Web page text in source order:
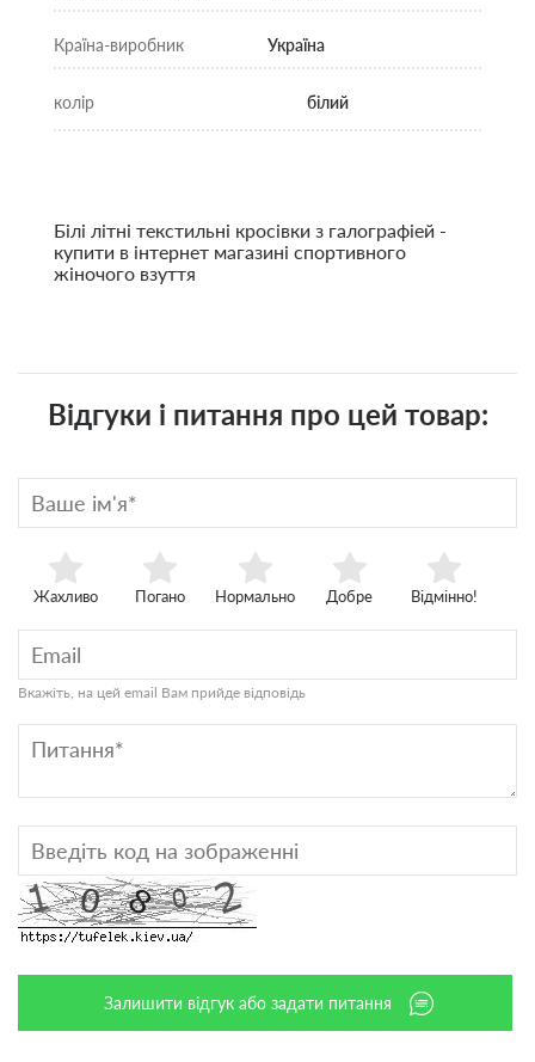
Країна-виробник Україна
колір білий
Білі літні текстильні кросівки з галографіей -
купити в інтернет магазині спортивного
жіночого взуття
Відгуки і питання про цей товар:
Жахливо Погано Нормально Добре Відмінно!
Вкажіть, на цей email Вам прийде відповідь
Залишити відгук або задати питання